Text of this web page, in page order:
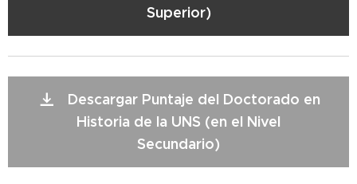
Superior)
Descargar Puntaje del Doctorado en
Historia de la UNS (en el Nivel
Secundario)